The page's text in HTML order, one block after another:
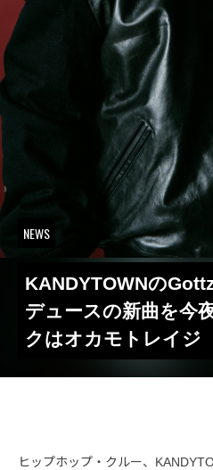
NEWS
KANDYTOWNの
デュースの新曲を今
クはオカモトレイジ
ヒップホップ・クルー、